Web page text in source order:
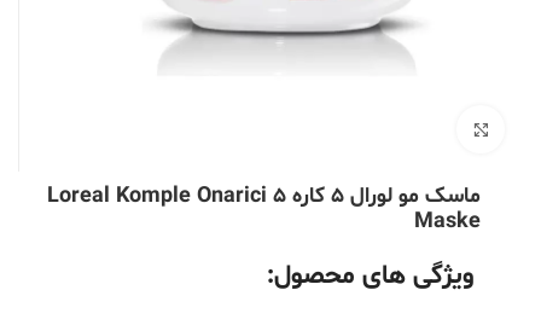
ماسک مو لورال 5 کاره Loreal Komple Onarici 5
Maske
ویژگی های محصول: